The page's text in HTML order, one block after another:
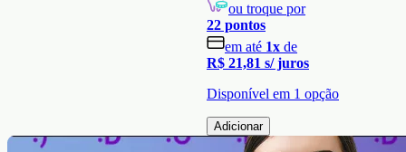
ou troque por
22 pontos
em até 1x de
R$ 21,81 s/ juros
Disponível em 1 opção
Adicionar